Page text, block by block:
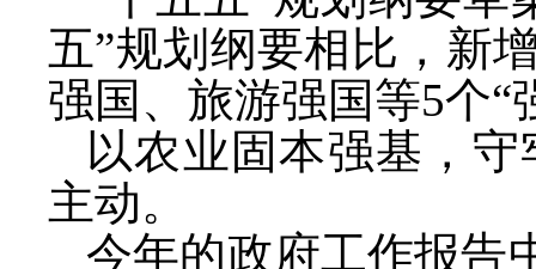
五”规划纲要相比，新
强国、旅游强国等5个“
以农业固本强基，
主动。
今年的政府工作报告